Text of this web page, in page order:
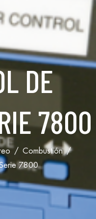
DE
7800
Combustión
7800